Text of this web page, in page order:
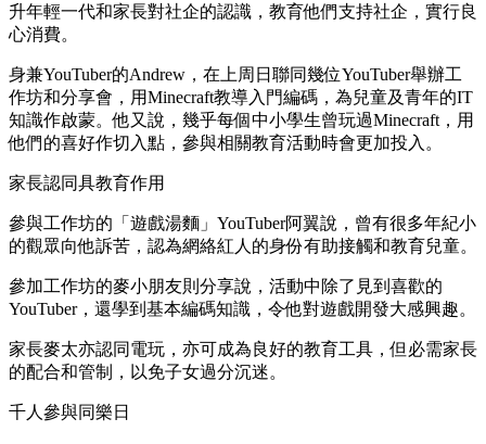
升年輕一代和家長對社企的認識，教育他們支持社企，實行良
心消費。
身兼YouTuber的Andrew，在上周日聯同幾位YouTuber舉辦工
作坊和分享會，用Minecraft教導入門編碼，為兒童及青年的IT
知識作啟蒙。他又說，幾乎每個中小學生曾玩過Minecraft，用
他們的喜好作切入點，參與相關教育活動時會更加投入。
家長認同具教育作用
參與工作坊的「遊戲湯麵」YouTuber阿翼說，曾有很多年紀小
的觀眾向他訴苦，認為網絡紅人的身份有助接觸和教育兒童。
參加工作坊的麥小朋友則分享說，活動中除了見到喜歡的
YouTuber，還學到基本編碼知識，令他對遊戲開發大感興趣。
家長麥太亦認同電玩，亦可成為良好的教育工具，但必需家長
的配合和管制，以免子女過分沉迷。
千人參與同樂日